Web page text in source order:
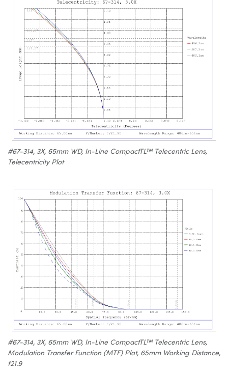
#67-314, 3X, 65mm WD, In-Line CompactTL™ Telecentric Lens,
Telecentricity Plot
#67-314, 3X, 65mm WD, In-Line CompactTL™ Telecentric Lens,
Modulation Transfer Function (MTF) Plot, 65mm Working Distance,
f21.9